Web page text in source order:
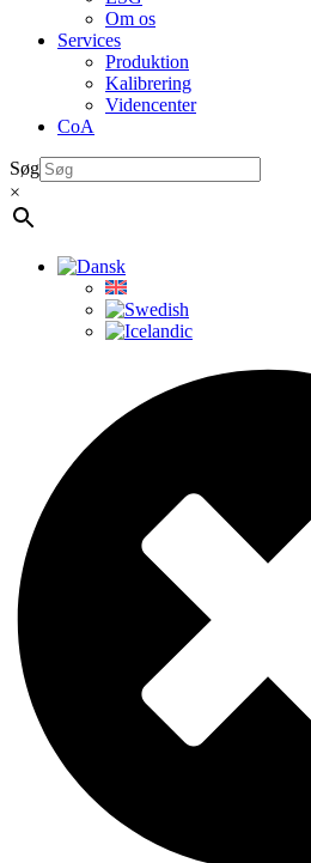
Om os
Services
Produktion
Kalibrering
Videncenter
CoA
Søg
×